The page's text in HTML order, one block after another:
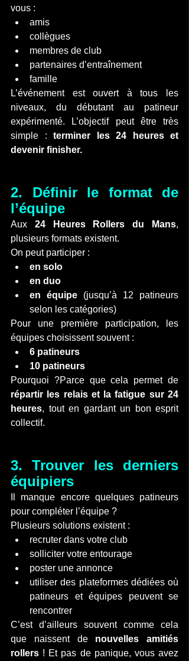
vous :
amis
collègues
membres de club
partenaires d’entraînement
famille
L’événement est ouvert à tous les
niveaux, du débutant au patineur
expérimenté. L’objectif peut être très
simple : terminer les 24 heures et
devenir finisher.
2. Définir le format de
l’équipe
Aux 24 Heures Rollers du Mans,
plusieurs formats existent.
On peut participer :
en solo
en duo
en équipe (jusqu’à 12 patineurs
selon les catégories)
Pour une première participation, les
équipes choisissent souvent :
6 patineurs
10 patineurs
répartir les relais et la fatigue sur 24
heures, tout en gardant un bon esprit
collectif.
3. Trouver les derniers
équipiers
Il manque encore quelques patineurs
pour compléter l’équipe ?
Plusieurs solutions existent :
recruter dans votre club
solliciter votre entourage
poster une annonce
utiliser des plateformes dédiées où
patineurs et équipes peuvent se
rencontrer
C’est d’ailleurs souvent comme cela
que naissent de nouvelles amitiés
rollers ! Et pas de panique, vous avez